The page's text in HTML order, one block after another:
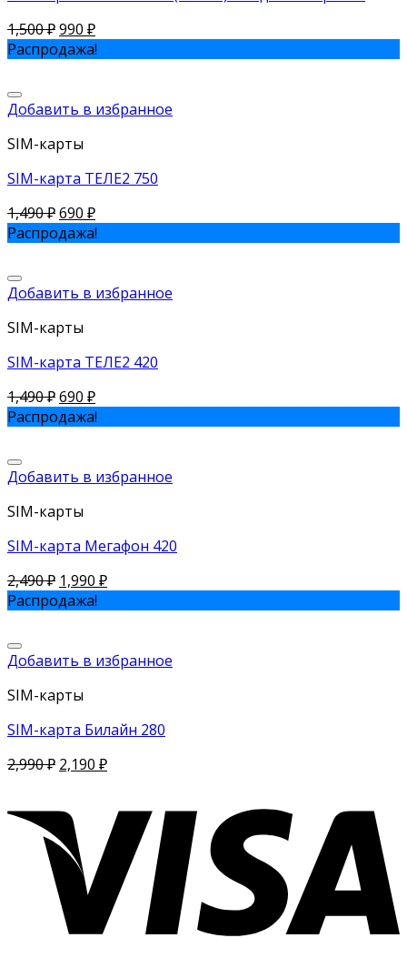
1,500₽990 ₽
Распродажа!
Добавить в избранное
SIM-карты
SIM-карта ТЕЛЕ2 750
1,490₽690 ₽
Распродажа!
Добавить в избранное
SIM-карты
SIM-карта ТЕЛЕ2 420
1,490₽690 ₽
Распродажа!
Добавить в избранное
SIM-карты
SIM-карта Мегафон 420
2,490₽ 1,990 ₽
Распродажа!
Добавить в избранное
SIM-карты
SIM-карта Билайн 280
2,990₽ 2,190 ₽